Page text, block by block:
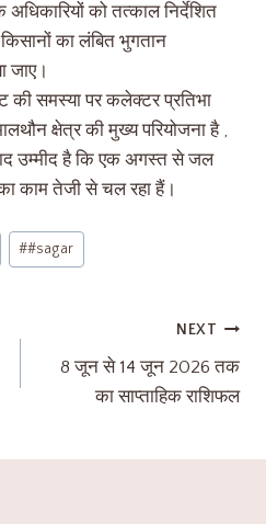
को तत्काल निर्देशित
का लंबित भुगतान
जाए।
की समस्या पर कलेक्टर प्रतिभा
क्षेत्र की मुख्य परियोजना है ,
उम्मीद है कि एक अगस्त से जल
काम तेजी से चल रहा हैं।
##sagar
NEXT
8 जून से 14 जून 2026 तक
का साप्ताहिक राशिफल